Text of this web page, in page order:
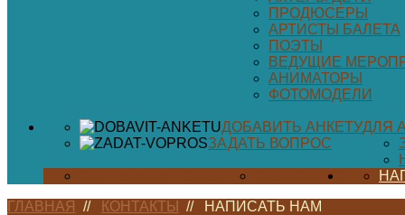
ПРОДЮСЕРЫ
АРТИСТЫ БАЛЕТА
ПОЭТЫ
ВЕДУЩИЕ
АНИМАТОРЫ
ФОТОМОДЕЛИ
ДЛЯ
ДОБАВИТЬ АНКЕТУ
ЗАДАТЬ ВОПРОС
ПРОФСОЮЗ
ГЛАВНАЯ
// КОНТАКТЫ //
НАПИСАТЬ НАМ